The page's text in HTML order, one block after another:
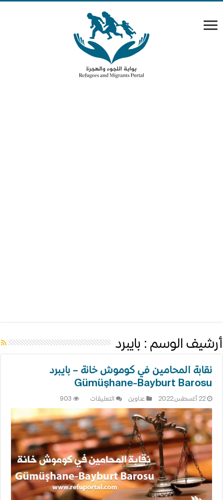
أرشيف الوسم : بايبرد
نقابة المحامين في كوموش خانة – بايبرد
Gümüşhane-Bayburt Barosu
22 أغسطس,2022 عناوين التعليقات
المحامين
في
كوموش
خانة
–
بايبرد
Gümüşhane-
Bayburt
Barosu
مغلقة
903